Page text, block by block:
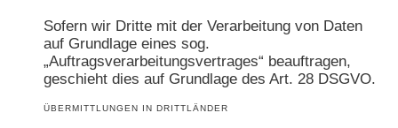
Sofern wir Dritte mit der Verarbeitung von Daten
auf Grundlage eines sog.
„Auftragsverarbeitungsvertrages“ beauftragen,
geschieht dies auf Grundlage des Art. 28 DSGVO.
ÜBERMITTLUNGEN IN DRITTLÄNDER